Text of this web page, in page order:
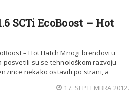
SCTi EcoBoost – Hot
– Hot Hatch Mnogi brendovi u
su se tehnološkom razvoju
nekako ostavili po strani, a
17. SEPTEMBRA 2012.